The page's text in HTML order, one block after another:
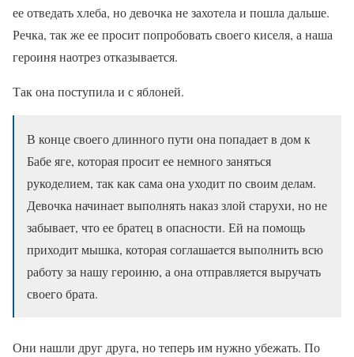
ее отведать хлеба, но девочка не захотела и пошла дальше.
Речка, так же ее просит попробовать своего киселя, а наша
героиня наотрез отказывается.
Так она поступила и с яблоней.
В конце своего длинного пути она попадает в дом к
Бабе яге, которая просит ее немного заняться
рукоделием, так как сама она уходит по своим делам.
Девочка начинает выполнять наказ злой старухи, но не
забывает, что ее братец в опасности. Ей на помощь
приходит мышка, которая соглашается выполнить всю
работу за нашу героиню, а она отправляется выручать
своего брата.
Они нашли друг друга, но теперь им нужно убежать. По